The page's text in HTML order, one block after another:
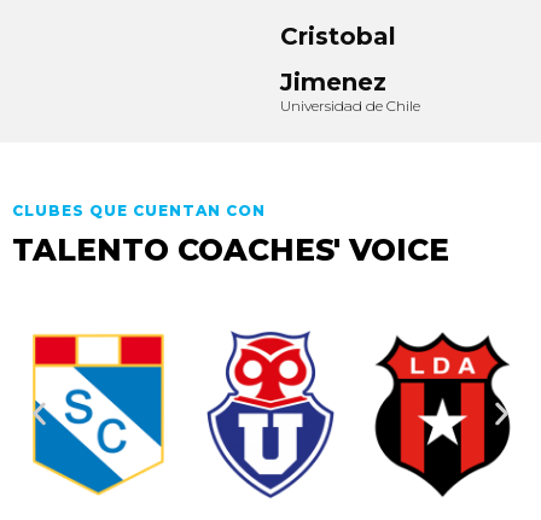
Cristobal
Jimenez
Universidad de Chile
CLUBES QUE CUENTAN CON
TALENTO COACHES' VOICE